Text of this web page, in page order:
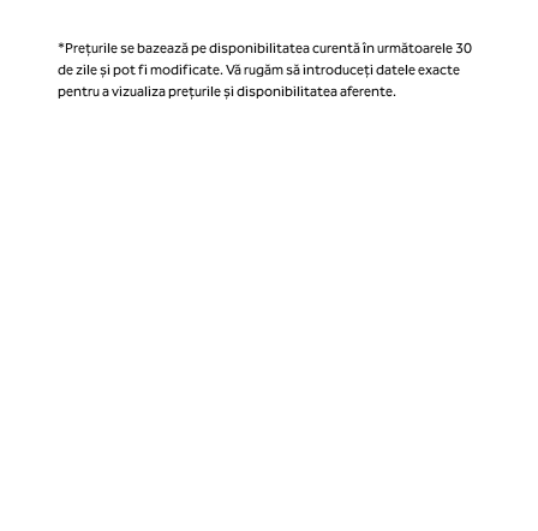
*Prețurile se bazează pe disponibilitatea curentă în următoarele 30
de zile și pot fi modificate. Vă rugăm să introduceți datele exacte
pentru a vizualiza prețurile și disponibilitatea aferente.